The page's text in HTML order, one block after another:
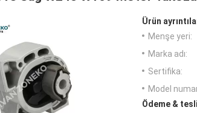
Ürün
Menşe yeri:
Marka adı:
Sertifika:
Model
Ödeme &